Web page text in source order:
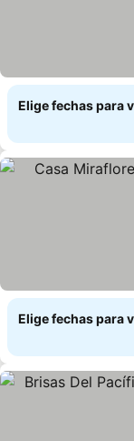
Elige fechas para
Elige fechas para